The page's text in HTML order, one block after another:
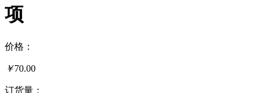
项
价格：
￥70.00
订货量：